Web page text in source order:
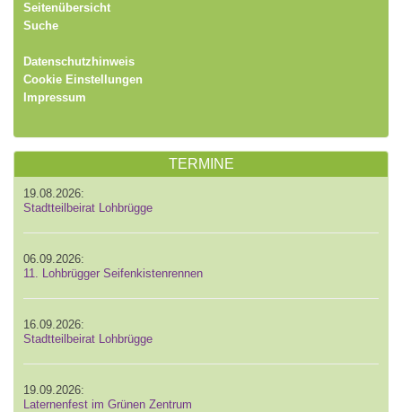
Seitenübersicht
Suche
Datenschutzhinweis
Cookie Einstellungen
Impressum
TERMINE
19.08.2026:
Stadtteilbeirat Lohbrügge
06.09.2026:
11. Lohbrügger Seifenkistenrennen
16.09.2026:
Stadtteilbeirat Lohbrügge
19.09.2026:
Laternenfest im Grünen Zentrum